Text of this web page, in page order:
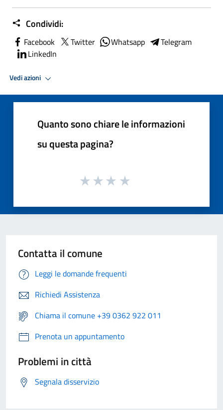
Condividi:
Facebook Twitter Whatsapp
Telegram
LinkedIn
Vedi azioni
Quanto sono chiare le informazioni
su questa pagina?
Contatta il comune
Leggi le domande frequenti
Richiedi Assistenza
Chiama il comune +39 0362 922 011
Prenota un appuntamento
Problemi in città
Segnala disservizio